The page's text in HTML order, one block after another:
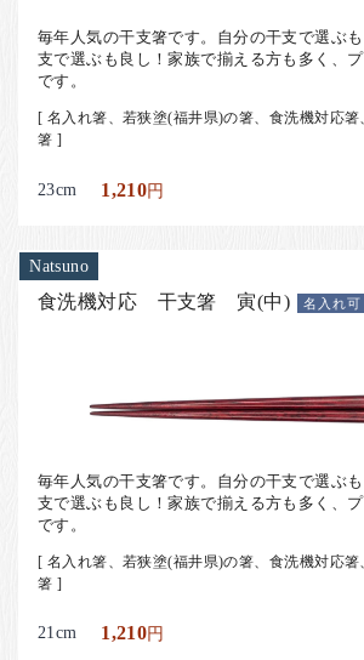
毎年人気の干支箸です。自分の干支で選ぶ
支で選ぶも良し！家族で揃える方も多く、
です。
[ 名入れ箸、若狭塗(福井県)の箸、食洗機対応
箸 ]
23cm 1,210円
Natsuno
食洗機対応 干支箸 寅(中) 名入れ可
毎年人気の干支箸です。自分の干支で選ぶ
支で選ぶも良し！家族で揃える方も多く、
です。
[ 名入れ箸、若狭塗(福井県)の箸、食洗機対応
箸 ]
21cm 1,210円